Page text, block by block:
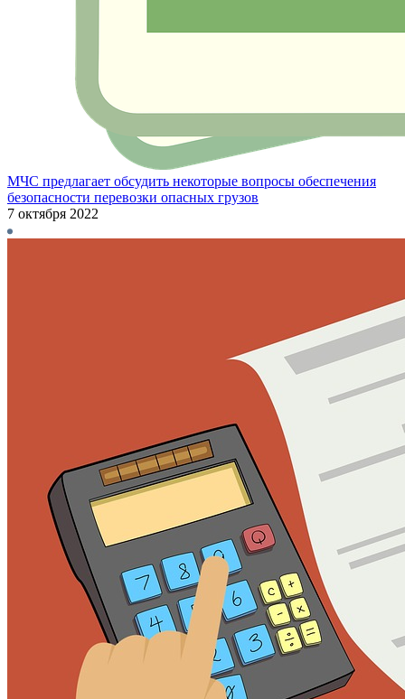
МЧС предлагает обсудить некоторые вопросы обеспечения
безопасности перевозки опасных грузов
7 октября 2022